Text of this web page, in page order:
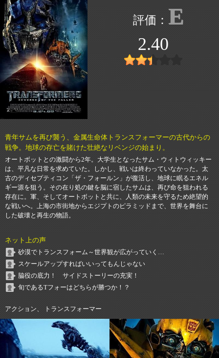
E
2.40
青年サムを再び襲う、金属生命体トランスフォーマーの古代からの
戦争。地球の存亡を賭けた壮絶なリベンジの始まり。
オートボットとの激闘から2年。大学生となったサム・ウィトウィッキー
は、平凡な日常を求めていた。しかし、戦いは終わっていなかった。太
古のディセプティコン「ザ・フォールン」が復活し、地球に眠るエネル
ギー源を狙う。その在り処の鍵を脳に宿したサムは、再び命を狙われる
存在に。軍、そしてオートボットと共に、人類の未来を守るため絶望的
な戦いへ。上海の市街地からエジプトのピラミッドまで、世界を舞台に
した破壊と再生の物語。
ネット上の声
砂漠でトランスフォーム～世界観が広がっていく…
スケールアップすればいいってもんじゃない
脇役の底力！ サイドストーリーの充実！
旬であるTフォーはどちらが勝つか！？
アクション、 トランスフォーマー